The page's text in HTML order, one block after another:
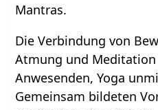
Mantras.
Die Verbindung von
Atmung und
Anwesenden, Yoga
Gemeinsam bildeten